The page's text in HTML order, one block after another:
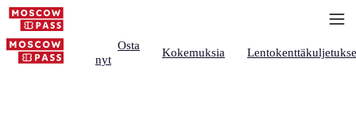
Osta
nyt
Kokemuksia